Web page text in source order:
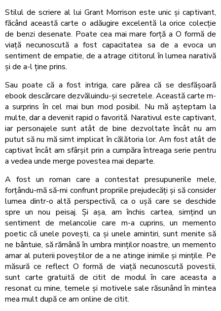
Stilul de scriere al lui Grant Morrison este unic și captivant,
făcând această carte o adăugire excelentă la orice colecție
de benzi desenate. Poate cea mai mare forță a O formă de
viață necunoscută a fost capacitatea sa de a evoca un
sentiment de empatie, de a atrage cititorul în lumea narativă
și de a-l ține prins.
Sau poate că a fost intriga, care părea că se desfășoară
ebook descărcare dezvăluindu-și secretele. Această carte m-
a surprins în cel mai bun mod posibil. Nu mă așteptam la
multe, dar a devenit rapid o favorită. Narativul este captivant,
iar personajele sunt atât de bine dezvoltate încât nu am
putut să nu mă simt implicat în călătoria lor. Am fost atât de
captivat încât am sfârșit prin a cumpăra întreaga serie pentru
a vedea unde merge povestea mai departe.
A fost un roman care a contestat presupunerile mele,
forțându-mă să-mi confrunt propriile prejudecăți și să consider
lumea dintr-o altă perspectivă, ca o ușă care se deschide
spre un nou peisaj. Și așa, am închis cartea, simțind un
sentiment de melancolie care m-a cuprins, un memento
poetic că unele povești, ca și unele amintiri, sunt menite să
ne bântuie, să rămână în umbra minților noastre, un memento
amar al puterii poveștilor de a ne atinge inimile și mințile. Pe
măsură ce reflect O formă de viață necunoscută povestii,
sunt carte gratuită de citit de modul în care aceasta a
resonat cu mine, temele și motivele sale răsunând în mintea
mea mult după ce am online de citit.